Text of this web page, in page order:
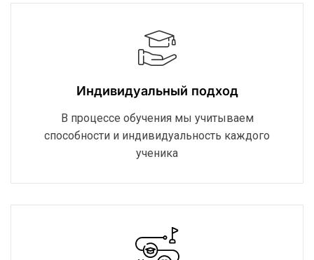
Индивидуальный подход
В процессе обучения мы учитываем
способности и индивидуальность каждого
ученика